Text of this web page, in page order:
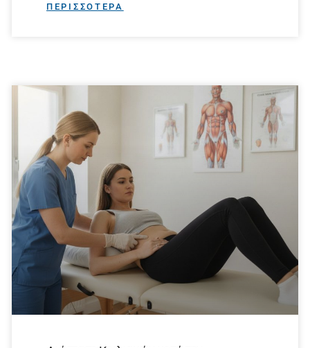
ΠΕΡΙΣΣΟΤΕΡΑ